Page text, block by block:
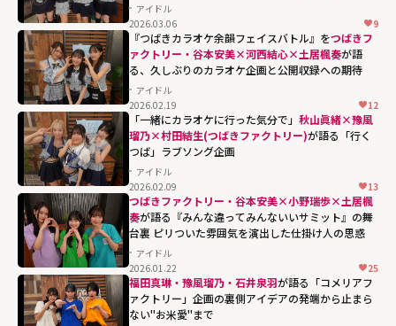
アイドル
2026.03.06
9
『つばきカラオケ余韻フェイスバトル』をつばきフ
ァクトリー・谷本安美×河西結心×土居楓奏が語
る、久しぶりのカラオケ企画と公開収録への期待
アイドル
2026.02.19
12
「一緒にカラオケに行った気分で」 秋山眞緒×豫風
瑠乃×村田結生(つばきファクトリー)が語る「行く
つば」ラブソング企画
アイドル
2026.02.09
13
つばきファクトリー・谷本安美×小野瑞歩×土居楓
奏が語る『みんな違ってみんないいサミット』の舞
台裏 ピリついた雰囲気を演出した仕掛け人の思惑
アイドル
2026.01.22
25
福田真琳・豫風瑠乃・石井泉羽が語る「コメリアフ
ァクトリー」企画の裏側――アイデアの発端から止まら
ない"お米愛"まで